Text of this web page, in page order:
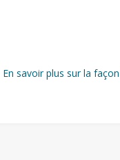
En savoir plus sur la